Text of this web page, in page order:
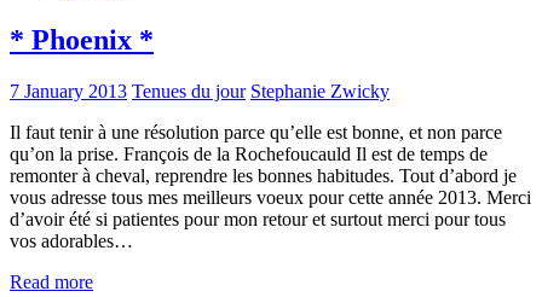
* Phoenix *
7 January 2013 Tenues du jour Stephanie Zwicky
Il faut tenir à une résolution parce qu’elle est bonne, et non parce
qu’on la prise. François de la Rochefoucauld Il est de temps de
remonter à cheval, reprendre les bonnes habitudes. Tout d’abord je
vous adresse tous mes meilleurs voeux pour cette année 2013. Merci
d’avoir été si patientes pour mon retour et surtout merci pour tous
vos adorables…
Read more